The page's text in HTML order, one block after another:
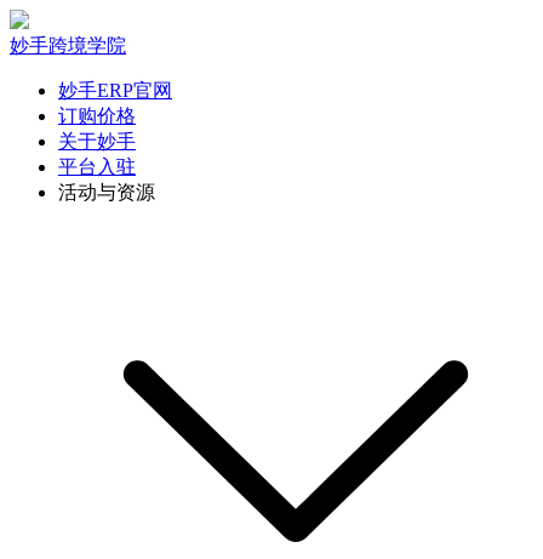
妙手跨境学院
妙手ERP官网
订购价格
关于妙手
平台入驻
活动与资源